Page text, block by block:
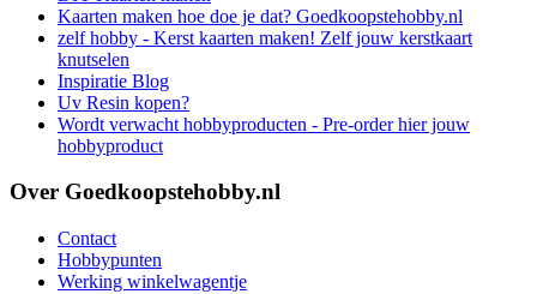
Kaarten maken hoe doe je dat? Goedkoopstehobby.nl
zelf hobby - Kerst kaarten maken! Zelf jouw kerstkaart
knutselen
Inspiratie Blog
Uv Resin kopen?
Wordt verwacht hobbyproducten - Pre-order hier jouw
hobbyproduct
Over Goedkoopstehobby.nl
Contact
Hobbypunten
Werking winkelwagentje